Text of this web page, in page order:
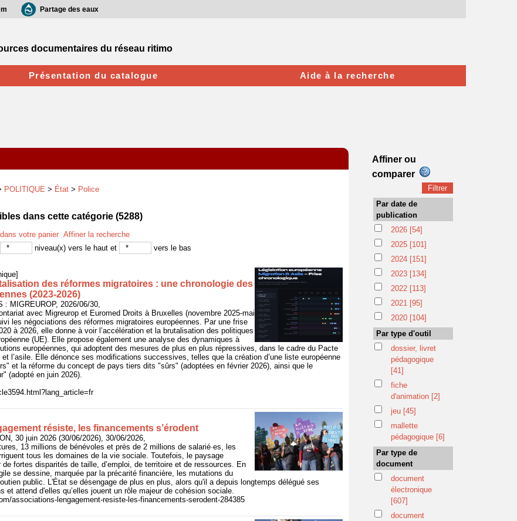
POLITIQUE > État > Police
dans cette catégorie (5288)
votre panier Affiner la recherche
niveau(x) vers le haut et vers le bas
des réformes migratoires : une chronologie des
(2023-2026)
: MIGREUROP, 2026/06/30,
avec Migreurop et Euromed Droits à Bruxelles (novembre 2025-mai
les négociations des réformes migratoires européennes. Par une frise
à 2026, elle donne à voir l’accélération et la brutalisation des politiques
(UE). Elle propose également une analyse des dynamiques à
européennes, qui adoptent des mesures de plus en plus répressives, dans le cadre du Pacte
l’asile. Elle dénonce ses modifications successives, telles que la création d’une liste européenne
et la réforme du concept de pays tiers dits "sûrs" (adoptées en février 2026), ainsi que le
(adopté en juin 2026).
résiste, les financements s’érodent
30 juin 2026 (30/06/2026), 30/06/2026,
13 millions de bénévoles et près de 2 millions de salarié·es, les
tous les domaines de la vie sociale. Toutefois, le paysage
fortes disparités de taille, d’emploi, de territoire et de ressources. En
se dessine, marquée par la précarité financière, les mutations du
public. L'État se désengage de plus en plus, alors qu'il a depuis longtemps délégué ses
et attend d'elles qu’elles jouent un rôle majeur de cohésion sociale.
associations-lengagement-resiste-les-financements-serodent-284385
Partage des eaux
documentaires du réseau ritimo
Présentation du catalogue Aide à la recherche
Affiner ou
comparer
Par date de
publication
2026 [54]
2025 [101]
2024 [151]
2023 [134]
2022 [113]
2021 [95]
2020 [104]
Par type d'outil
dossier, livret
pédagogique
[41]
fiche
d'animation [2]
jeu [45]
mallette
pédagogique [6]
Par type de
document
document
électronique
[607]
document